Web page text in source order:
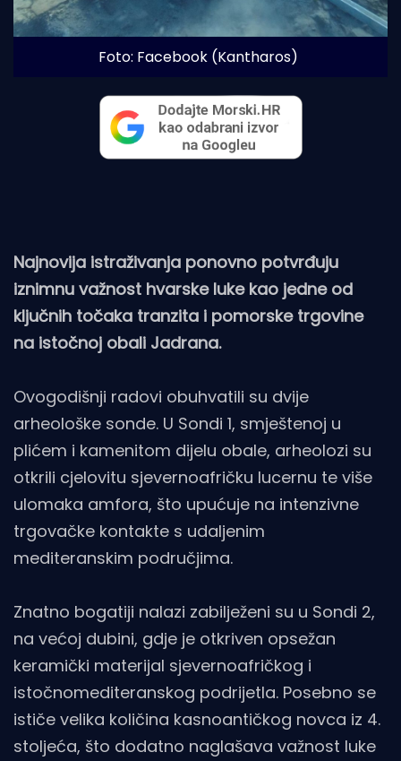
Foto: Facebook (Kantharos)
Najnovija istraživanja ponovno potvrđuju
iznimnu važnost hvarske luke kao jedne od
ključnih točaka tranzita i pomorske trgovine
na istočnoj obali Jadrana.
Ovogodišnji radovi obuhvatili su dvije
arheološke sonde. U Sondi 1, smještenoj u
plićem i kamenitom dijelu obale, arheolozi su
otkrili cjelovitu sjevernoafričku lucernu te više
ulomaka amfora, što upućuje na intenzivne
trgovačke kontakte s udaljenim
mediteranskim područjima.
Znatno bogatiji nalazi zabilježeni su u Sondi 2,
na većoj dubini, gdje je otkriven opsežan
keramički materijal sjevernoafričkog i
istočnomediteranskog podrijetla. Posebno se
ističe velika količina kasnoantičkog novca iz 4.
stoljeća, što dodatno naglašava važnost luke